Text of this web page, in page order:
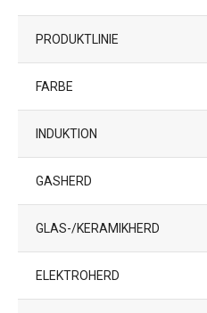
PRODUKTLINIE
FARBE
INDUKTION
GASHERD
GLAS-/KERAMIKHERD
ELEKTROHERD